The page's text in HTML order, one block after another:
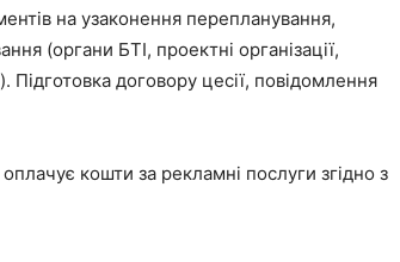
на узаконення перепланування,
(органи БТІ, проектні організації,
Підготовка договору цесії, повідомлення
кошти за рекламні послуги згідно з